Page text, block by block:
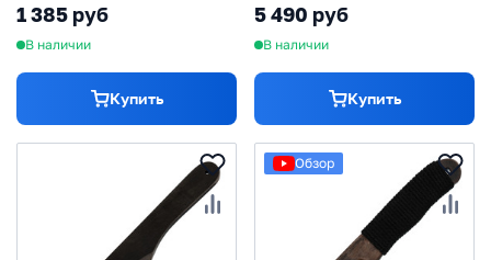
1 385 руб
В наличии
Купить
5 490 руб
В наличии
Купить
Обзор